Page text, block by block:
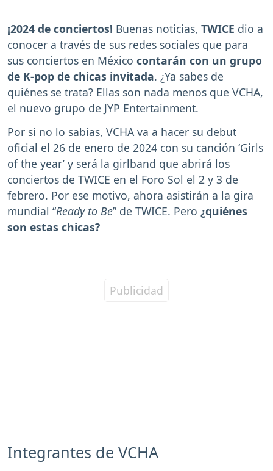
¡2024 de conciertos! Buenas noticias, TWICE dio a
conocer a través de sus redes sociales que para
sus conciertos en México contarán con un grupo
de K-pop de chicas invitada. ¿Ya sabes de
quiénes se trata? Ellas son nada menos que VCHA,
el nuevo grupo de JYP Entertainment.
Por si no lo sabías, VCHA va a hacer su debut
oficial el 26 de enero de 2024 con su canción ‘Girls
of the year’ y será la girlband que abrirá los
conciertos de TWICE en el Foro Sol el 2 y 3 de
febrero. Por ese motivo, ahora asistirán a la gira
mundial “Ready to Be” de TWICE. Pero ¿quiénes
son estas chicas?
Integrantes de VCHA